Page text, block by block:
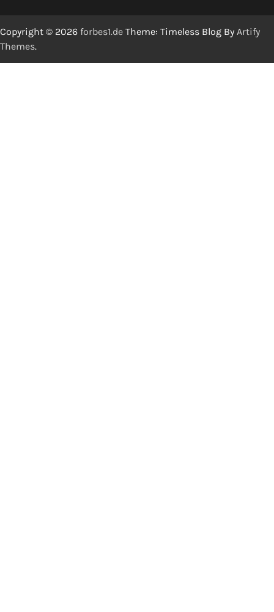
Copyright © 2026 forbes1.de Theme: Timeless Blog By Artify
Themes.